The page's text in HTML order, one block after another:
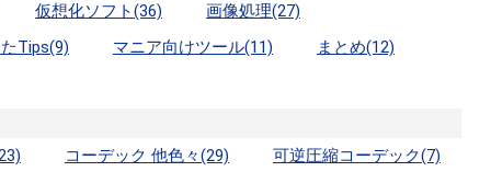
仮想化ソフト(36)
画像処理(27)
Tips(9) マニア向けツール(11)
まとめ(12)
コーデック 他色々(29)
可逆圧縮コーデック(7)